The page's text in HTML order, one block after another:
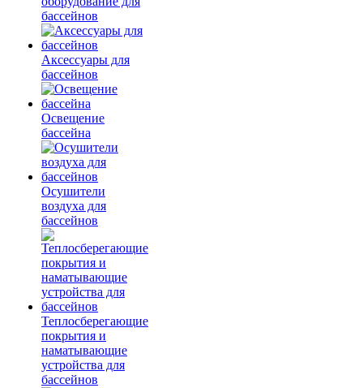
бассейнов
Аксессуары для
бассейнов
Освещение
бассейна
Осушители
воздуха для
бассейнов
Теплосберегающие
покрытия и
наматывающие
устройства для
бассейнов